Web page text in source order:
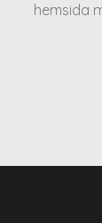
hemsida